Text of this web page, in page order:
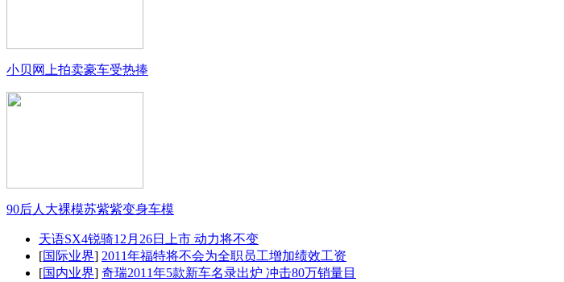
小贝网上拍卖豪车受热捧
90后人大裸模苏紫紫变身车模
天语SX4锐骑12月26日上市 动力将不变
[国际业界] 2011年福特将不会为全职员工增加绩效工资
[国内业界] 奇瑞2011年5款新车名录出炉 冲击80万销量目